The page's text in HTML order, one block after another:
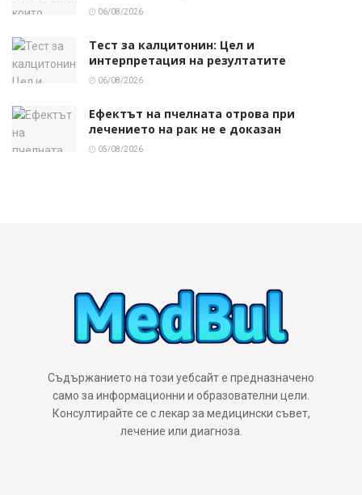
06/08/2026
Тест за калцитонин: Цел и
интерпретация на резултатите
06/08/2026
Ефектът на пчелната отрова при
лечението на рак не е доказан
05/08/2026
Съдържанието на този уебсайт е предназначено
само за информационни и образователни цели.
Консултирайте се с лекар за медицински съвет,
лечение или диагноза.